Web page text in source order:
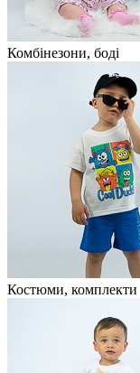
Комбінезони, боді
Костюми, комплекти